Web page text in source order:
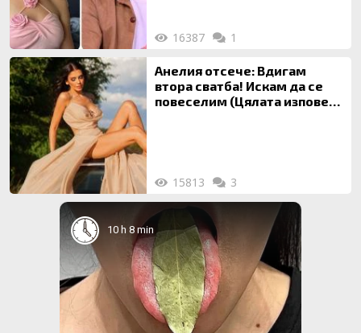
16387 1
Анелия отсече: Вдигам
втора сватба! Искам да се
повеселим (Цялата изповед
15813 3
10 h 8 min